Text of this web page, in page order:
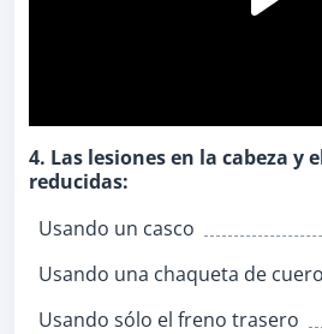
4. Las lesiones en la cabeza y
reducidas:
Usando un casco
Usando una chaqueta de cuero
Usando sólo el freno trasero